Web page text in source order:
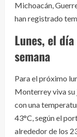
Michoacán,
han registrado
Lunes, el
semana
Para el próximo
Monterrey viva su
con una
43°C, según el
alrededor de los